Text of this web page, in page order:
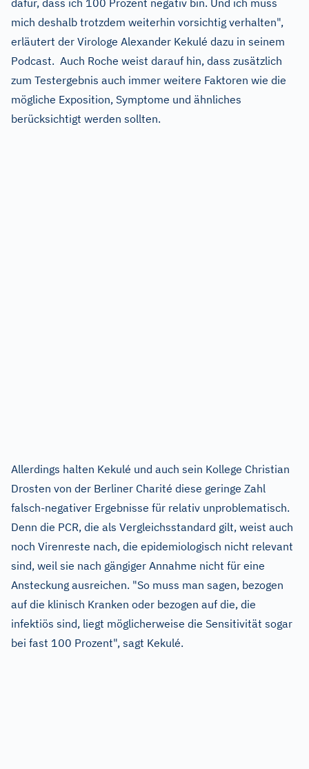
dafür, dass ich 100 Prozent negativ bin. Und ich muss
mich deshalb trotzdem weiterhin vorsichtig verhalten",
erläutert der Virologe Alexander Kekulé dazu in seinem
Podcast. Auch Roche weist darauf hin, dass zusätzlich
zum Testergebnis auch immer weitere Faktoren wie die
mögliche Exposition, Symptome und ähnliches
berücksichtigt werden sollten.
Allerdings halten Kekulé und auch sein Kollege Christian
Drosten von der Berliner Charité diese geringe Zahl
falsch-negativer Ergebnisse für relativ unproblematisch.
Denn die PCR, die als Vergleichsstandard gilt, weist auch
noch Virenreste nach, die epidemiologisch nicht relevant
sind, weil sie nach gängiger Annahme nicht für eine
Ansteckung ausreichen. "So muss man sagen, bezogen
auf die klinisch Kranken oder bezogen auf die, die
infektiös sind, liegt möglicherweise die Sensitivität sogar
bei fast 100 Prozent", sagt Kekulé.